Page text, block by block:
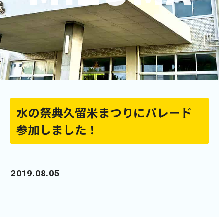
水の祭典久留米まつりにパレード
参加しました！
2019.08.05